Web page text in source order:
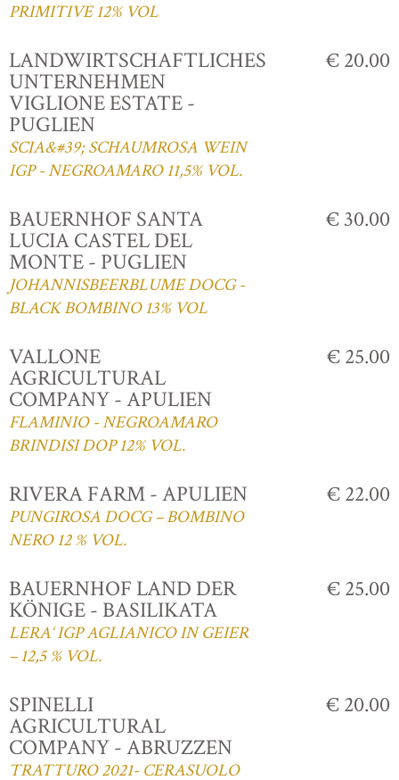
PRIMITIVE 12% VOL
LANDWIRTSCHAFTLICHES
UNTERNEHMEN
VIGLIONE ESTATE -
PUGLIEN
SCIA&#39; SCHAUMROSA WEIN
IGP - NEGROAMARO 11,5% VOL.
€ 20.00
BAUERNHOF SANTA
LUCIA CASTEL DEL
MONTE - PUGLIEN
JOHANNISBEERBLUME DOCG -
BLACK BOMBINO 13% VOL
€ 30.00
VALLONE
AGRICULTURAL
COMPANY - APULIEN
FLAMINIO - NEGROAMARO
BRINDISI DOP 12% VOL.
€ 25.00
RIVERA FARM - APULIEN
PUNGIROSA DOCG – BOMBINO
NERO 12 % VOL.
€ 22.00
BAUERNHOF LAND DER
KÖNIGE - BASILIKATA
LERA‘ IGP AGLIANICO IN GEIER
– 12,5 % VOL.
€ 25.00
SPINELLI
AGRICULTURAL
COMPANY - ABRUZZEN
TRATTURO 2021- CERASUOLO
€ 20.00